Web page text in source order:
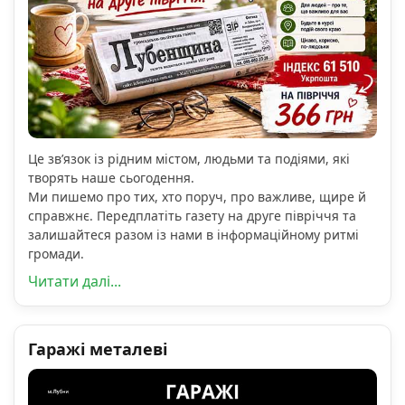
Це зв’язок із рідним містом, людьми та подіями, які
творять наше сьогодення.
Ми пишемо про тих, хто поруч, про важливе, щире й
справжнє. Передплатіть газету на друге півріччя та
залишайтеся разом із нами в інформаційному ритмі
громади.
Читати далі...
Гаражі металеві